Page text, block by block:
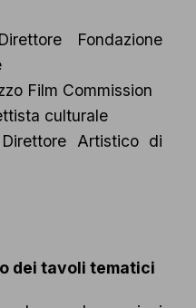
Fondazione
Film Commission
culturale
Artistico di
dei tavoli tematici